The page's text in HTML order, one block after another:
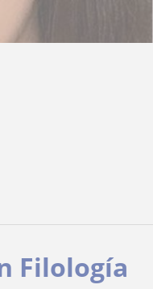
Filología